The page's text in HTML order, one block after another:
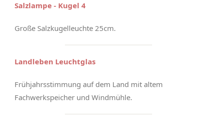
Salzlampe - Kugel 4
Große Salzkugelleuchte 25cm.
Landleben Leuchtglas
Frühjahrsstimmung auf dem Land mit altem
Fachwerkspeicher und Windmühle.